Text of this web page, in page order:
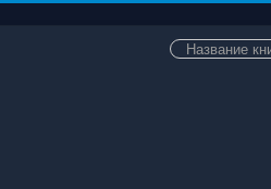
Искать...